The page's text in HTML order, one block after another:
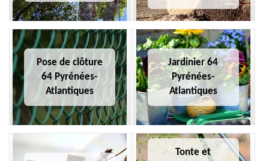
Pose de clôture
64 Pyrénées-
Atlantiques
Jardinier 64
Pyrénées-
Atlantiques
Tonte et